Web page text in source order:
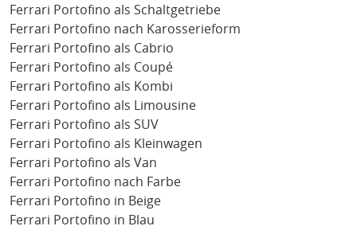
Ferrari Portofino als Schaltgetriebe
Ferrari Portofino nach Karosserieform
Ferrari Portofino als Cabrio
Ferrari Portofino als Coupé
Ferrari Portofino als Kombi
Ferrari Portofino als Limousine
Ferrari Portofino als SUV
Ferrari Portofino als Kleinwagen
Ferrari Portofino als Van
Ferrari Portofino nach Farbe
Ferrari Portofino in Beige
Ferrari Portofino in Blau